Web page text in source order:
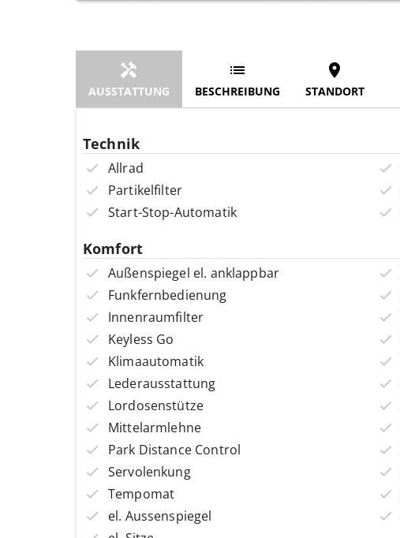
AUSSTATTUNG BESCHREIBUNG STANDORT
Technik
Allrad
Partikelfilter
Start-Stop-Automatik
Komfort
Außenspiegel el. anklappbar
Funkfernbedienung
Innenraumfilter
Keyless Go
Klimaautomatik
Lederausstattung
Lordosenstütze
Mittelarmlehne
Park Distance Control
Servolenkung
Tempomat
el. Aussenspiegel